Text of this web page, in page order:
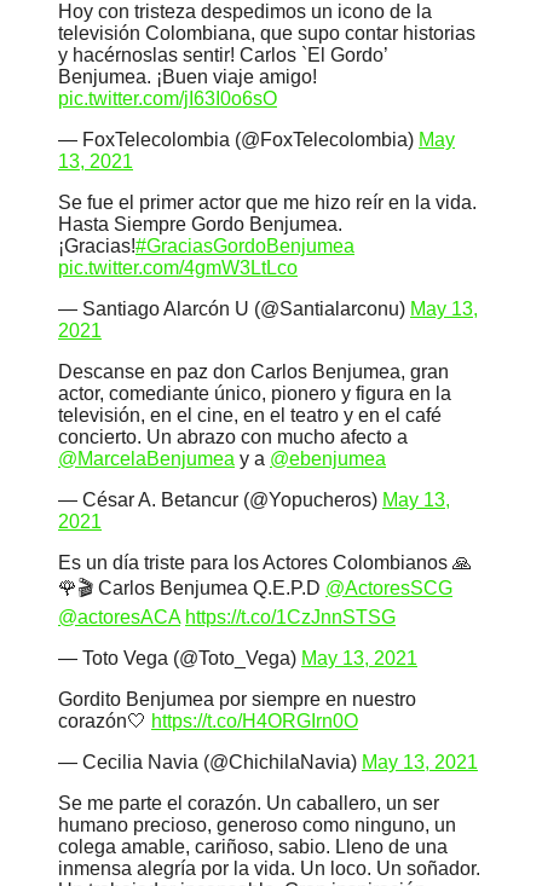
Hoy con tristeza despedimos un icono de la
televisión Colombiana, que supo contar historias
y hacérnoslas sentir! Carlos `El Gordo’
Benjumea. ¡Buen viaje amigo!
pic.twitter.com/jI63I0o6sO
— FoxTelecolombia (@FoxTelecolombia) May
13, 2021
Se fue el primer actor que me hizo reír en la vida.
Hasta Siempre Gordo Benjumea.
¡Gracias!#GraciasGordoBenjumea
pic.twitter.com/4gmW3LtLco
— Santiago Alarcón U (@Santialarconu) May 13,
2021
Descanse en paz don Carlos Benjumea, gran
actor, comediante único, pionero y figura en la
televisión, en el cine, en el teatro y en el café
concierto. Un abrazo con mucho afecto a
@MarcelaBenjumea y a @ebenjumea
— César A. Betancur (@Yopucheros) May 13,
2021
Es un día triste para los Actores Colombianos 🙏
🌹🎬 Carlos Benjumea Q.E.P.D @ActoresSCG
@actoresACA https://t.co/1CzJnnSTSG
— Toto Vega (@Toto_Vega) May 13, 2021
Gordito Benjumea por siempre en nuestro
corazón🤍 https://t.co/H4ORGIrn0O
— Cecilia Navia (@ChichilaNavia) May 13, 2021
Se me parte el corazón. Un caballero, un ser
humano precioso, generoso como ninguno, un
colega amable, cariñoso, sabio. Lleno de una
inmensa alegría por la vida. Un loco. Un soñador.